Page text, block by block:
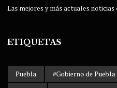
Las mejores y más actuales
ETIQUETAS
Puebla #Gobierno de Puebla